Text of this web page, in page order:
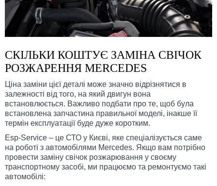
СКІЛЬКИ КОШТУЄ ЗАМІНА СВІЧОК
РОЗЖАРЕННЯ MERCEDES
Ціна заміни цієї деталі може значно відрізнятися в
залежності від того, на який двигун вона
встановлюється. Важливо подбати про те, щоб була
встановлена ​​запчастина правильної моделі, інакше її
термін експлуатації буде дуже коротким.
Esp-Service – це СТО у Києві, яке спеціалізується саме
на роботі з автомобілями Mercedes. Якщо вам потрібно
провести заміну свічок розжарювання у своєму
транспортному засобі, ми працюємо та ремонтуємо такі
автомобілі: